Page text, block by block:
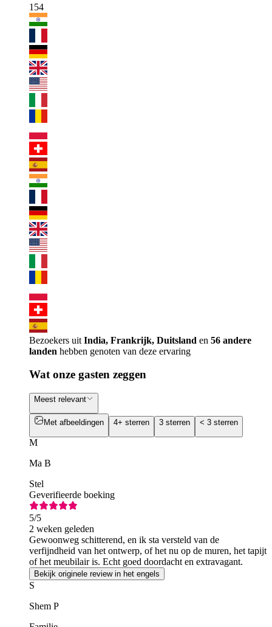
154
Bezoekers uit India, Frankrijk, Duitsland en 56 andere
landen hebben genoten van deze ervaring
Wat onze gasten zeggen
Meest relevant
Met afbeeldingen 4+ sterren 3 sterren < 3 sterren
M
Ma B
Stel
Geverifieerde boeking
5/5
2 weken geleden
Gewoonweg schitterend, en ik sta versteld van de
verfijndheid van het ontwerp, of het nu op de muren, het tapijt
of het meubilair is. Echt goed doordacht en extravagant.
Bekijk originele review in het engels
S
Shem P